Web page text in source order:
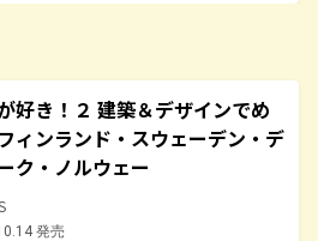
好き！２ 建築＆デザインでめ
ィンランド・スウェーデン・デ
ク・ノルウェー
発売